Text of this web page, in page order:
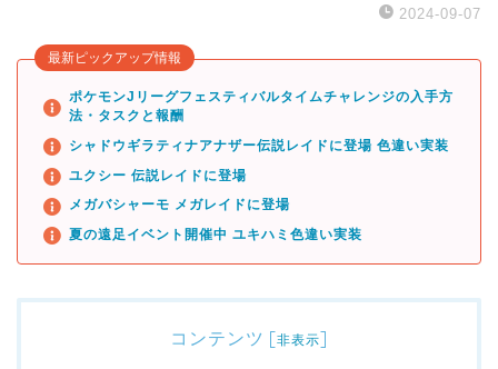
2024-09-07
最新ピックアップ情報
ポケモンJリーグフェスティバルタイムチャレンジの入手方
法・タスクと報酬
シャドウギラティナアナザー伝説レイドに登場 色違い実装
ユクシー 伝説レイドに登場
メガバシャーモ メガレイドに登場
夏の遠足イベント開催中 ユキハミ色違い実装
コンテンツ [非表示]